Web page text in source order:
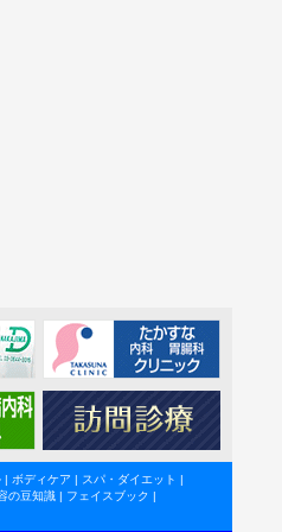
| ボディケア | スパ・ダイエット |
の豆知識| フェイスブック |